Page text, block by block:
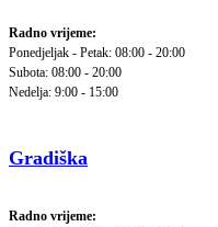
Radno vrijeme:
Ponedjeljak - Petak: 08:00 - 20:00
Subota: 08:00 - 20:00
Nedelja: 9:00 - 15:00
Gradiška
Radno vrijeme: